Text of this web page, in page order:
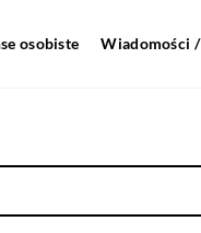
osobiste Wiadomości